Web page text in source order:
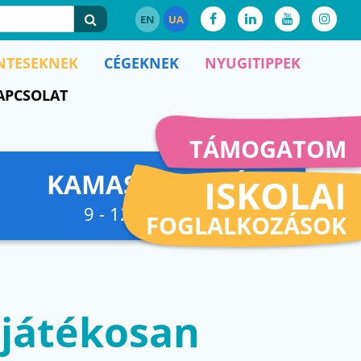
EN UA
TÁMOGATOM
ISKOLAI
FOGLALKOZÁSOK
CÉGEKNEK
NYUGITIPPEK
KAMASZFESZKÓ
9 - 12. osztályig